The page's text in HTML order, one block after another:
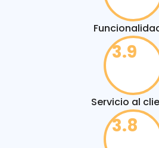
3.9
Servicio al
3.8